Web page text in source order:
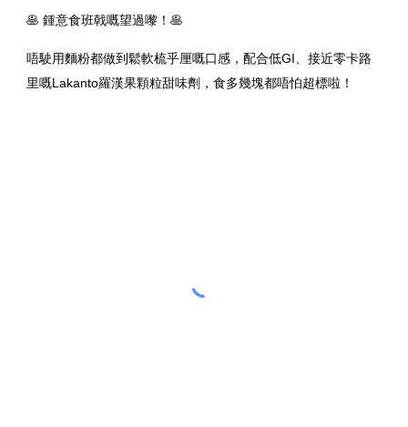
🥞 鍾意食班戟嘅望過嚟！🥞
唔駛用麵粉都做到鬆軟梳乎厘嘅口感，配合低GI、接近零卡路
里嘅Lakanto羅漢果顆粒甜味劑，食多幾塊都唔怕超標啦！